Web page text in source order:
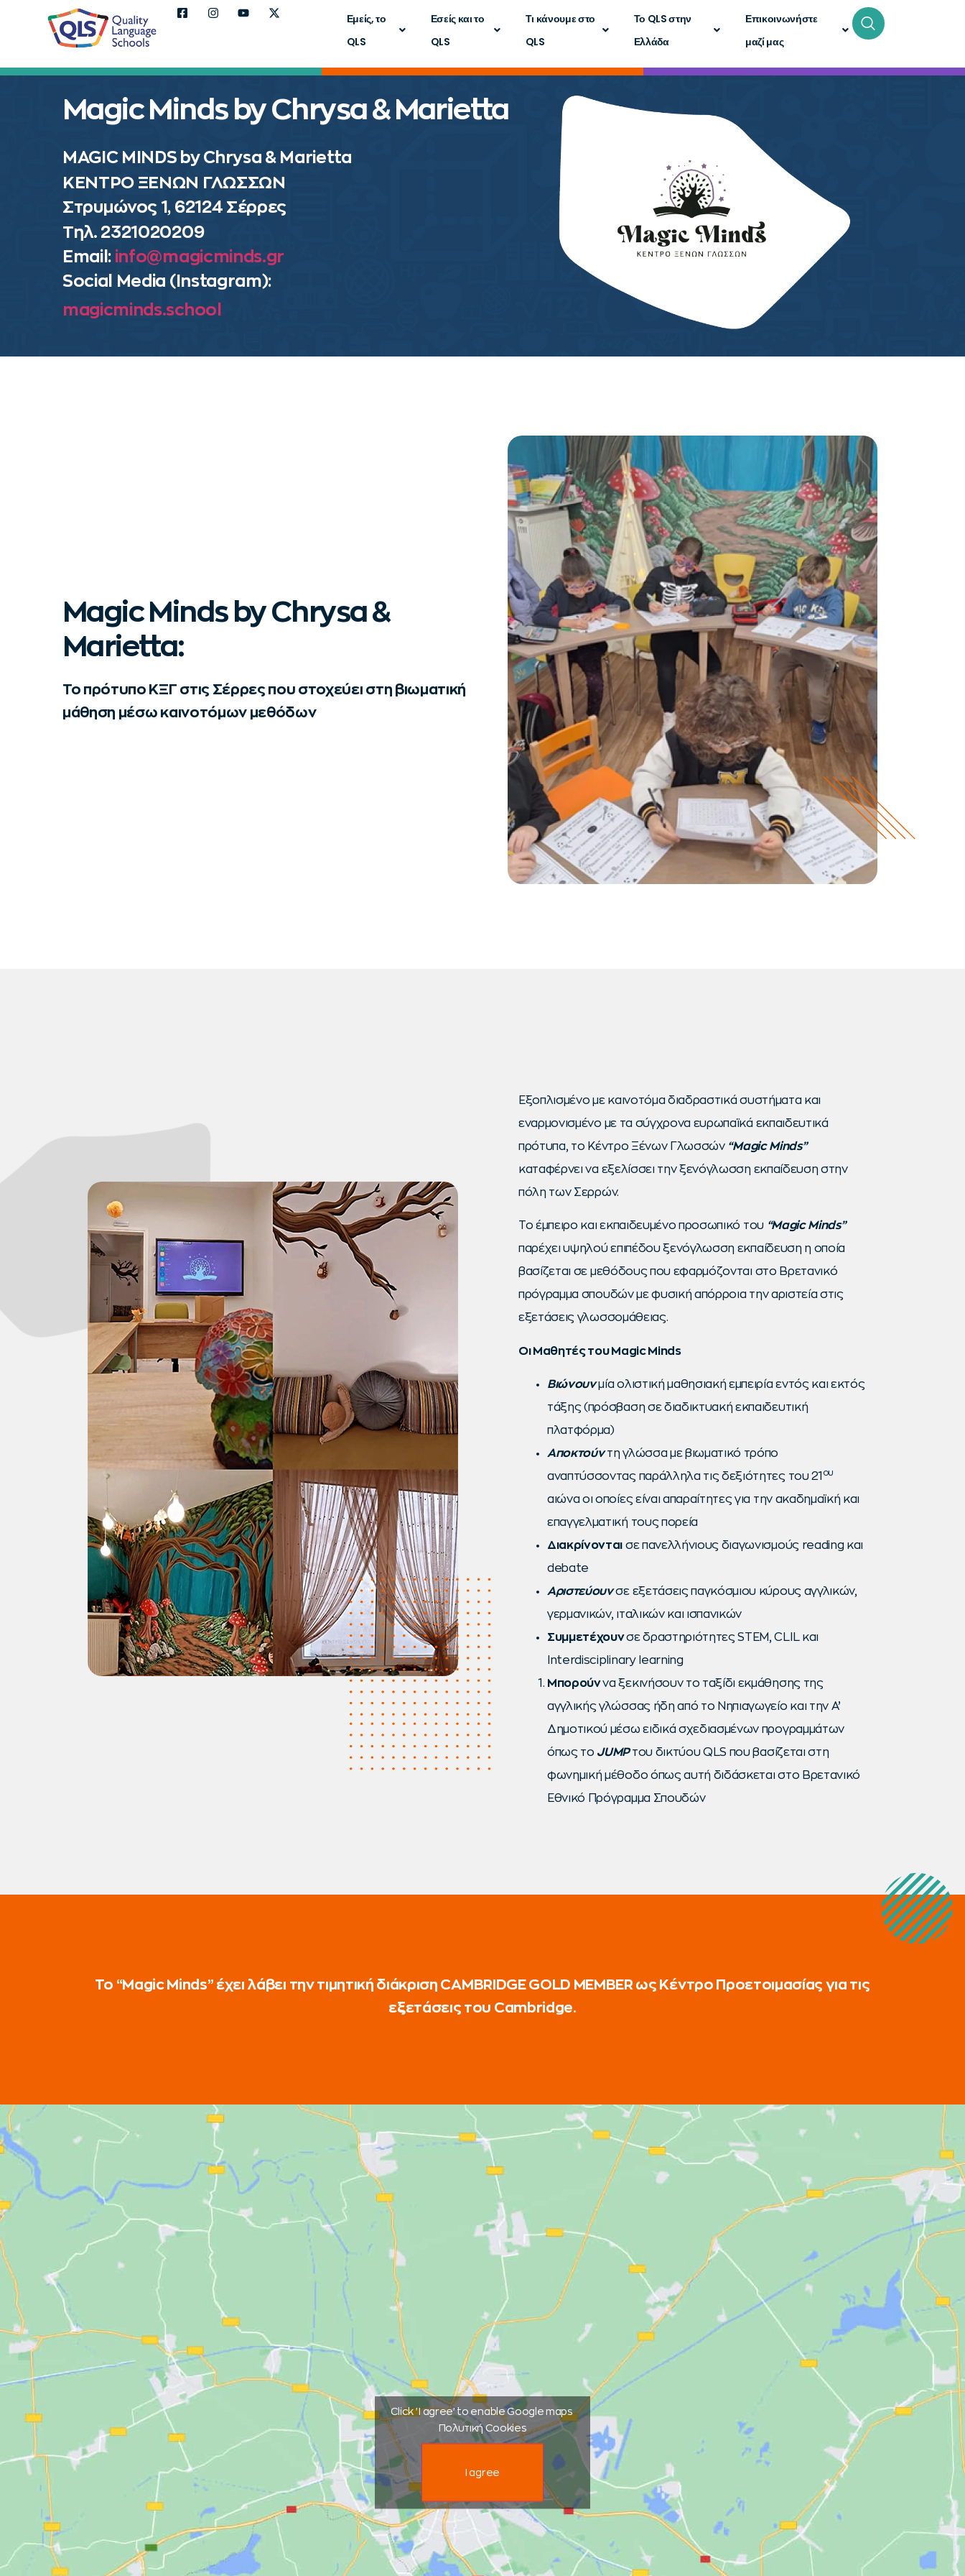
Εμείς, το
QLS
Εσείς και το
QLS
Τι κάνουμε στο
QLS
Το QLS στην
Ελλάδα
Επικοινωνήστε
μαζί μας
Magic Minds by Chrysa & Marietta
MAGIC MINDS by Chrysa & Marietta
ΚΕΝΤΡΟ ΞΕΝΩΝ ΓΛΩΣΣΩΝ
Στρυμώνος 1, 62124 Σέρρες
Τηλ. 2321020209
Email: info@magicminds.gr
Social Media (Instagram):
magicminds.school
Magic Minds by Chrysa &
Marietta:
Το πρότυπο ΚΞΓ στις Σέρρες που στοχεύει στη βιωματική
μάθηση μέσω καινοτόμων μεθόδων
Εξοπλισμένο με καινοτόμα διαδραστικά συστήματα και
εναρμονισμένο με τα σύγχρονα ευρωπαϊκά εκπαιδευτικά
πρότυπα, το Κέντρο Ξένων Γλωσσών “Magic Minds”
καταφέρνει να εξελίσσει την ξενόγλωσση εκπαίδευση στην
πόλη των Σερρών.
Το έμπειρο και εκπαιδευμένο προσωπικό του “Magic Minds”
παρέχει υψηλού επιπέδου ξενόγλωσση εκπαίδευση η οποία
βασίζεται σε μεθόδους που εφαρμόζονται στο Βρετανικό
πρόγραμμα σπουδών με φυσική απόρροια την αριστεία στις
εξετάσεις γλωσσομάθειας.
Οι Μαθητές του Magic Minds
Βιώνουνμία ολιστική μαθησιακή εμπειρία εντός και εκτός
τάξης (πρόσβαση σε διαδικτυακή εκπαιδευτική
πλατφόρμα)
Αποκτούντη γλώσσα με βιωματικό τρόπο
αναπτύσσοντας παράλληλα τις δεξιότητες του 21 ου
αιώνα οι οποίες είναι απαραίτητες για την ακαδημαϊκή και
επαγγελματική τους πορεία
Διακρίνονται σε πανελλήνιους διαγωνισμούς reading και
debate
Αριστεύουνσε εξετάσεις παγκόσμιου κύρους αγγλικών,
γερμανικών, ιταλικών και ισπανικών
Συμμετέχουνσε δραστηριότητες STEM, CLIL και
Interdisciplinary learning
Μπορούννα ξεκινήσουν το ταξίδι εκμάθησης της
αγγλικής γλώσσας ήδη από το Νηπιαγωγείο και την Α’
Δημοτικού μέσω ειδικά σχεδιασμένων προγραμμάτων
όπως το JUMPτου δικτύου QLS που βασίζεται στη
φωνημική μέθοδο όπως αυτή διδάσκεται στο Βρετανικό
Εθνικό Πρόγραμμα Σπουδών
Το “Magic Minds” έχει λάβει την τιμητική διάκριση CAMBRIDGE GOLD MEMBER ως Κέντρο Προετοιμασίας για τις
εξετάσεις του Cambridge.
Click 'I agree' to enable Google maps
Πολυτική Cookies
I agree